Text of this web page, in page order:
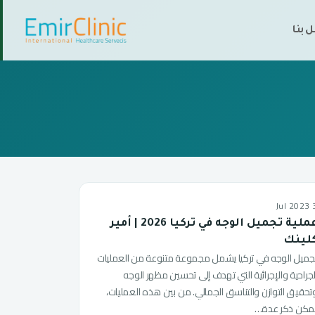
بنا
3
عملية تجميل الوجه في تركيا 2026 | أمير
الوجه في تركيا يشمل مجموعة متنوعة من العمليات
والإجرائية التي تهدف إلى تحسين مظهر الوجه
التوازن والتناسق الجمالي. من بين هذه العمليات،
ذكر عدة…